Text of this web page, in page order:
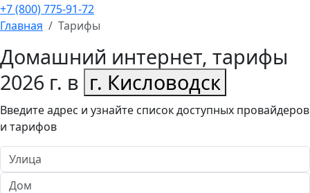
+7 (800) 775-91-72
Главная
Тарифы
Домашний интернет, тарифы
2026 г. в г. Кисловодск
Введите адрес и узнайте список доступных провайдеров
и тарифов